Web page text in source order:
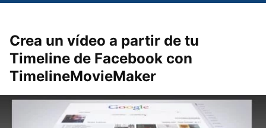
Crea un vídeo a partir de tu
Timeline de Facebook con
TimelineMovieMaker